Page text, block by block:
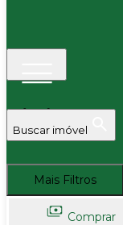
Buscar imóvel
Mais Filtros
Comprar